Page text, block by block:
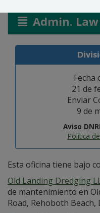
Admin. Law
Fecha
21 de
Enviar
9 de
Aviso
Política
Esta oficina tiene bajo
Old Landing Dredging
de mantenimiento en
Road, Rehoboth Beach,